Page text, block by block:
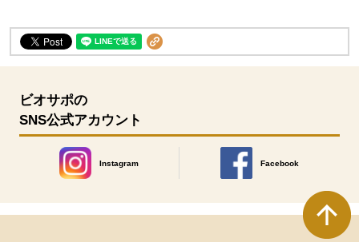
ビオサポの
SNS公式アカウント
Instagram
別のウィンドウで開きます。
Facebook
別のウィンドウで開きます